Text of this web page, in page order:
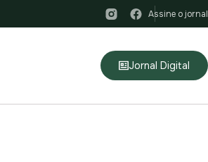
Assine o jornal
Jornal Digital